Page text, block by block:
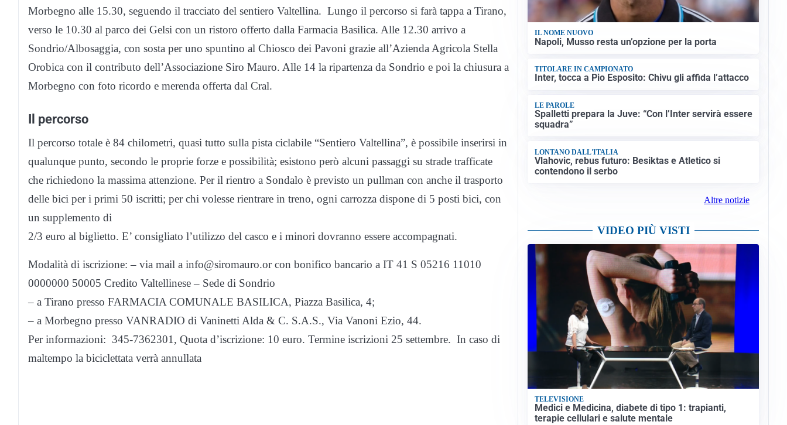
Morbegno alle 15.30, seguendo il tracciato del sentiero Valtellina. Lungo il percorso si farà tappa a Tirano,
verso le 10.30 al parco dei Gelsi con un ristoro offerto dalla Farmacia Basilica. Alle 12.30 arrivo a
Sondrio/Albosaggia, con sosta per uno spuntino al Chiosco dei Pavoni grazie all’Azienda Agricola Stella
Orobica con il contributo dell’Associazione Siro Mauro. Alle 14 la ripartenza da Sondrio e poi la chiusura a
Morbegno con foto ricordo e merenda offerta dal Cral.
Il percorso
Il percorso totale è 84 chilometri, quasi tutto sulla pista ciclabile “Sentiero Valtellina”, è possibile inserirsi in
qualunque punto, secondo le proprie forze e possibilità; esistono però alcuni passaggi su strade trafficate
che richiedono la massima attenzione. Per il rientro a Sondalo è previsto un pullman con anche il trasporto
delle bici per i primi 50 iscritti; per chi volesse rientrare in treno, ogni carrozza dispone di 5 posti bici, con
un supplemento di
2/3 euro al biglietto. E’ consigliato l’utilizzo del casco e i minori dovranno essere accompagnati.
Modalità di iscrizione: – via mail a info@siromauro.or con bonifico bancario a IT 41 S 05216 11010
0000000 50005 Credito Valtellinese – Sede di Sondrio
– a Tirano presso FARMACIA COMUNALE BASILICA, Piazza Basilica, 4;
– a Morbegno presso VANRADIO di Vaninetti Alda & C. S.A.S., Via Vanoni Ezio, 44.
Per informazioni: 345-7362301, Quota d’iscrizione: 10 euro. Termine iscrizioni 25 settembre. In caso di
maltempo la biciclettata verrà annullata
IL NOME NUOVO
Napoli, Musso resta un’opzione per la porta
TITOLARE IN CAMPIONATO
Inter, tocca a Pio Esposito: Chivu gli affida l’attacco
LE PAROLE
Spalletti prepara la Juve: “Con l’Inter servirà essere
squadra”
LONTANO DALL'ITALIA
Vlahovic, rebus futuro: Besiktas e Atletico si
contendono il serbo
Altre notizie
VIDEO PIÙ VISTI
TELEVISIONE
Medici e Medicina, diabete di tipo 1: trapianti,
terapie cellulari e salute mentale